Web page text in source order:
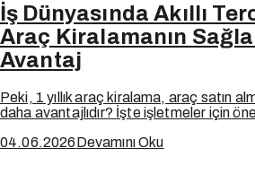
İş Dünyasında Akıllı
Araç Kiralamanın
Avantaj
Peki, 1 yıllık araç kiralama, araç satın
daha avantajlıdır? İşte işletmeler için
04.06.2026Devamını Oku